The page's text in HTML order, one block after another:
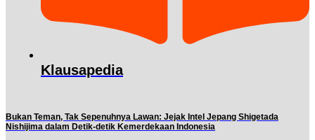
Klausapedia
Bukan Teman, Tak Sepenuhnya Lawan: Jejak Intel Jepang Shigetada
Nishijima dalam Detik-detik Kemerdekaan Indonesia